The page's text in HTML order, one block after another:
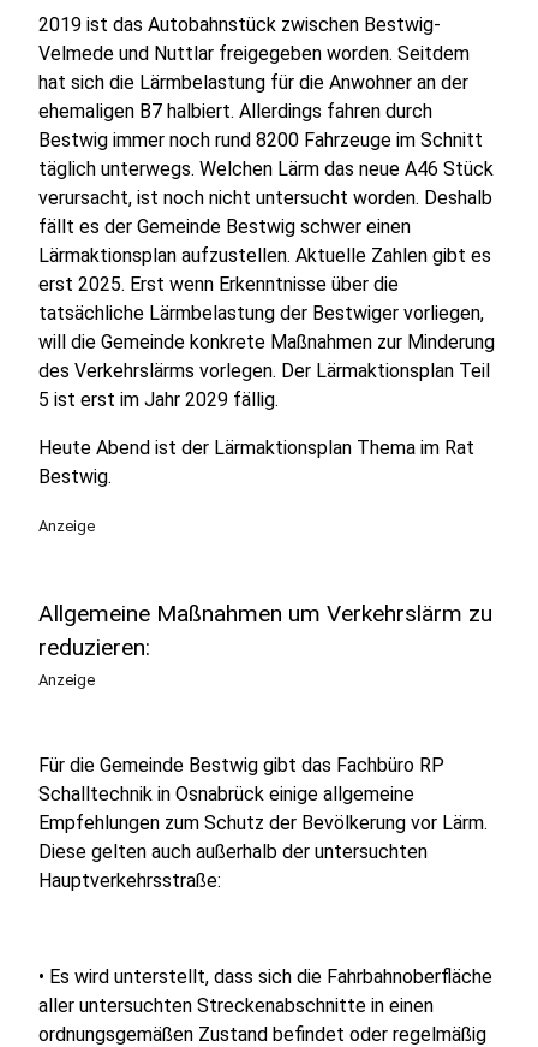
2019 ist das Autobahnstück zwischen Bestwig-
Velmede und Nuttlar freigegeben worden. Seitdem
hat sich die Lärmbelastung für die Anwohner an der
ehemaligen B7 halbiert. Allerdings fahren durch
Bestwig immer noch rund 8200 Fahrzeuge im Schnitt
täglich unterwegs. Welchen Lärm das neue A46 Stück
verursacht, ist noch nicht untersucht worden. Deshalb
fällt es der Gemeinde Bestwig schwer einen
Lärmaktionsplan aufzustellen. Aktuelle Zahlen gibt es
erst 2025. Erst wenn Erkenntnisse über die
tatsächliche Lärmbelastung der Bestwiger vorliegen,
will die Gemeinde konkrete Maßnahmen zur Minderung
des Verkehrslärms vorlegen. Der Lärmaktionsplan Teil
5 ist erst im Jahr 2029 fällig.
Heute Abend ist der Lärmaktionsplan Thema im Rat
Bestwig.
Anzeige
Allgemeine Maßnahmen um Verkehrslärm zu
reduzieren:
Anzeige
Für die Gemeinde Bestwig gibt das Fachbüro RP
Schalltechnik in Osnabrück einige allgemeine
Empfehlungen zum Schutz der Bevölkerung vor Lärm.
Diese gelten auch außerhalb der untersuchten
Hauptverkehrsstraße:
• Es wird unterstellt, dass sich die Fahrbahnoberfläche
aller untersuchten Streckenabschnitte in einen
ordnungsgemäßen Zustand befindet oder regelmäßig